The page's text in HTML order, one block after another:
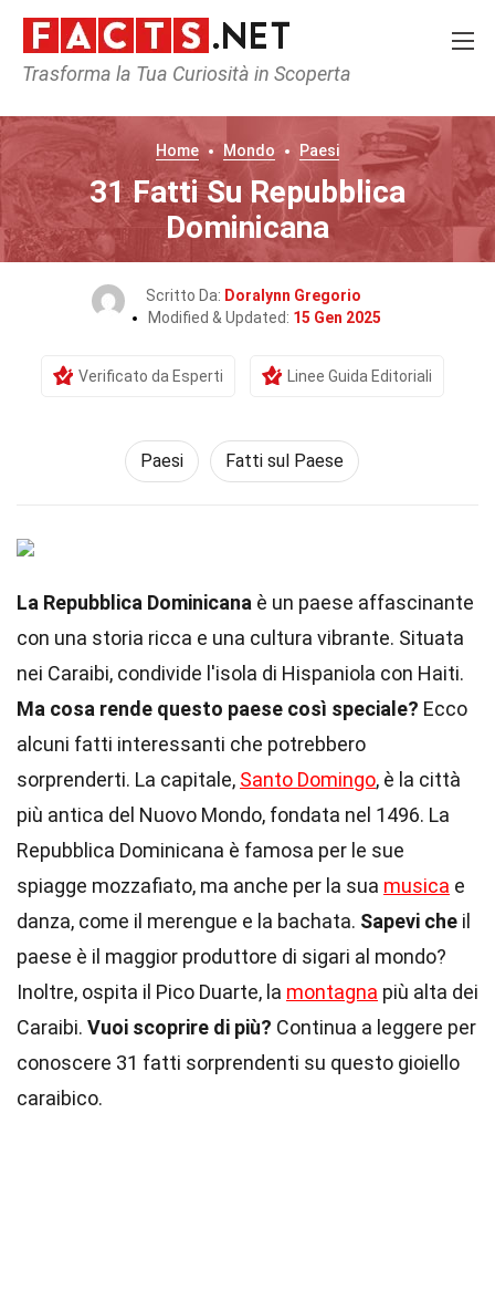
Trasforma la Tua Curiosità in Scoperta
Home Mondo Paesi
31 Fatti Su Repubblica
Dominicana
Scritto Da: Doralynn Gregorio
Modified & Updated: 15 Gen 2025
Verificato da Esperti Linee Guida Editoriali
Paesi Fatti sul Paese
La Repubblica Dominicana è un paese affascinante
con una storia ricca e una cultura vibrante. Situata
nei Caraibi, condivide l'isola di Hispaniola con Haiti.
Ma cosa rende questo paese così speciale? Ecco
alcuni fatti interessanti che potrebbero
sorprenderti. La capitale, Santo Domingo, è la città
più antica del Nuovo Mondo, fondata nel 1496. La
Repubblica Dominicana è famosa per le sue
spiagge mozzafiato, ma anche per la sua musica e
danza, come il merengue e la bachata. Sapevi che il
paese è il maggior produttore di sigari al mondo?
Inoltre, ospita il Pico Duarte, la montagna più alta dei
Caraibi. Vuoi scoprire di più? Continua a leggere per
conoscere 31 fatti sorprendenti su questo gioiello
caraibico.